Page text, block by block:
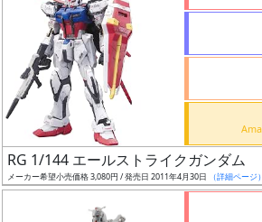
状
況
売
RG 1/144 エールストライクガンダム
メーカー希望小売価格 3,080円 / 発売日 2011年4月30日 （詳細ページ）